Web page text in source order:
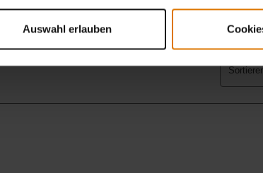
Auswahl erlauben